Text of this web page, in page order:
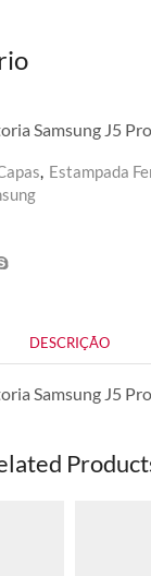
Samsung J5 Pro
, Estampada
DESCRIÇÃO
Samsung J5 Pro